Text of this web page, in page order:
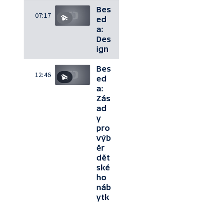
07:17
Bes
ed
a:
Des
ign
12:46
Bes
ed
a:
Zás
ad
y
pro
výb
ěr
dět
ské
ho
náb
ytk